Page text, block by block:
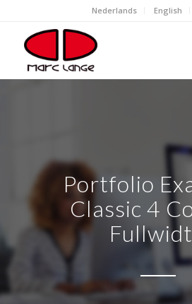
Nederlands English
Portfolio
Classic 4